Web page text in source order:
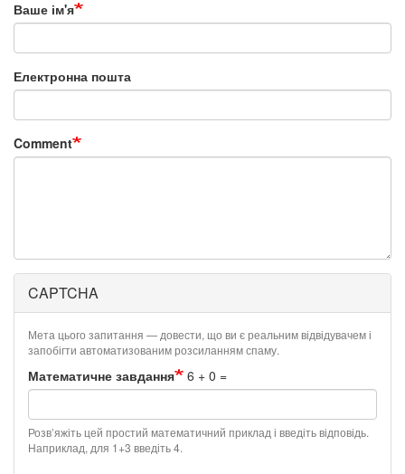
Ваше ім'я
Електронна пошта
Comment
CAPTCHA
Мета цього запитання — довести, що ви є реальним відвідувачем і
запобігти автоматизованим розсиланням спаму.
Математичне завдання 6 + 0 =
Розв’яжіть цей простий математичний приклад і введіть відповідь.
Наприклад, для 1+3 введіть 4.